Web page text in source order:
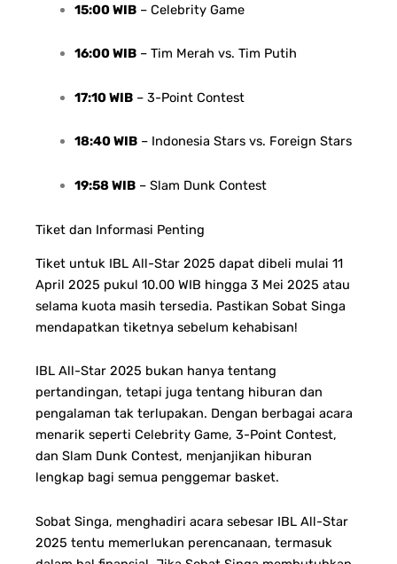
15:00 WIB– Celebrity Game
16:00 WIB– Tim Merah vs. Tim Putih
17:10 WIB– 3-Point Contest
18:40 WIB– Indonesia Stars vs. Foreign Stars
19:58 WIB– Slam Dunk Contest
Tiket dan Informasi Penting
Tiket untuk IBL All-Star 2025 dapat dibeli mulai 11
April 2025 pukul 10.00 WIB hingga 3 Mei 2025 atau
selama kuota masih tersedia. Pastikan Sobat Singa
mendapatkan tiketnya sebelum kehabisan!
IBL All-Star 2025 bukan hanya tentang
pertandingan, tetapi juga tentang hiburan dan
pengalaman tak terlupakan. Dengan berbagai acara
menarik seperti Celebrity Game, 3-Point Contest,
dan Slam Dunk Contest, menjanjikan hiburan
lengkap bagi semua penggemar basket.
Sobat Singa, menghadiri acara sebesar IBL All-Star
2025 tentu memerlukan perencanaan, termasuk